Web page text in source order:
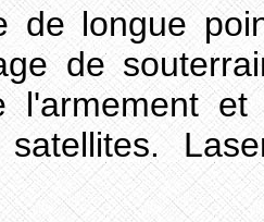
de longue
de
l'armement